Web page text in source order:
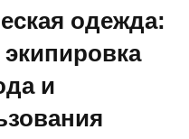
одежда:
и